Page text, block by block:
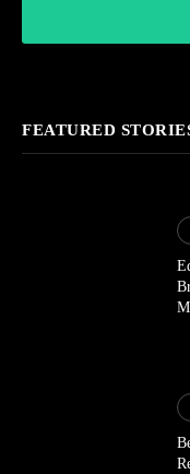
FEATURED